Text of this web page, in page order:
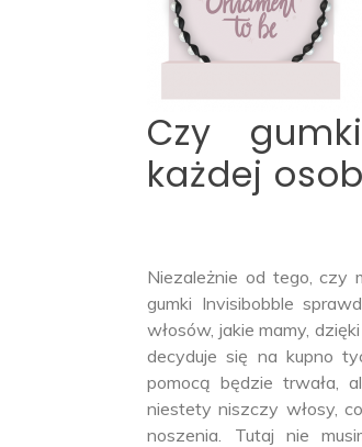
Czy
każdej
Niezależnie od tego, czy
gumki Invisibobble
włosów, jakie mamy,
decyduje się na kupno
pomocą będzie trwała,
niestety niszczy włosy,
noszenia. Tutaj nie